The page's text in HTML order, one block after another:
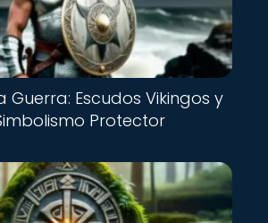
Guerra: Escudos Vikingos y
Protector